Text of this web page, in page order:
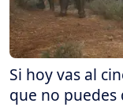
Si hoy vas al
que no puedes